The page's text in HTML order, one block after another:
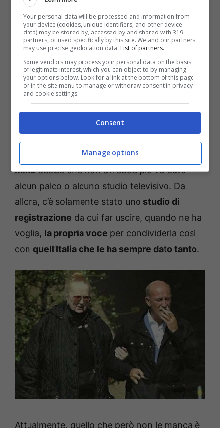
piccolo schermo nel 1974, durante il suo
ultimo show televisivo ‘Milleluci‘ con
Raffaella Carrà. Durante l’occasione, la
cantante disse di essere stata male e chenon
avrebbe mai più cantato.
Com’è diventata e cosa fa
Sono trascorsi numerosi anni da quando
Minadecise che non avrebbe più varcato
alcun palco o alcuno studio televisivo. Da
allora, c’è solamente stato uno studio di
registrazione da cui far uscire, quando ne ha
voglia, la propria voce per condividerla così
con quell’Italia che le ha sempre dato tanto.
Attualmente, quello che però non le manca è
Your personal data will be processed and information from
your device (cookies, unique identifiers, and other device
data) may be stored by, accessed by and shared with 319
partners, or used specifically by this site. We and our partners
may use precise geolocation data. List of partners.
Some vendors may process your personal data on the basis
of legitimate interest, which you can object to by managing
your options below. Look for a link at the bottom of this page
or in the site menu to manage or withdraw consent in privacy
and cookie settings.
Consent
Manage options